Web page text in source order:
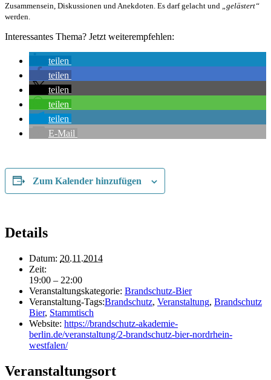
Zusammensein, Diskussionen und Anekdoten. Es darf gelacht und
„gelästert“
werden.
Interessantes Thema? Jetzt weiterempfehlen:
teilen
teilen
teilen
teilen
teilen
E-Mail
Zum Kalender hinzufügen
Details
Datum: 20.11.2014
Zeit:
19:00 – 22:00
Veranstaltungskategorie: Brandschutz-Bier
Veranstaltung-Tags:Brandschutz, Veranstaltung, Brandschutz
Bier, Stammtisch
Website: https://brandschutz-akademie-
berlin.de/veranstaltung/2-brandschutz-bier-nordrhein-
westfalen/
Veranstaltungsort